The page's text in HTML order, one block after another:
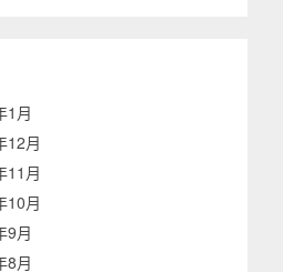
1月
12月
11月
10月
9月
8月